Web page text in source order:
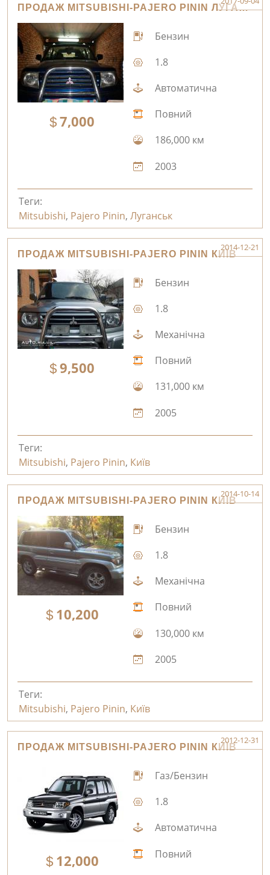
ПРОДАЖ MITSUBISHI-PAJERO PININ ЛУГАНСЬК
7,000
Бензин
1.8
Автоматична
Повний
186,000 км
2003
Теги:
Mitsubishi, Pajero Pinin, Луганськ
ПРОДАЖ MITSUBISHI-PAJERO PININ КИЇВ
2014-12-21
9,500
Бензин
1.8
Механічна
Повний
131,000 км
2005
Теги:
Mitsubishi, Pajero Pinin, Київ
ПРОДАЖ MITSUBISHI-PAJERO PININ КИЇВ
2014-10-14
10,200
Бензин
1.8
Механічна
Повний
130,000 км
2005
Теги:
Mitsubishi, Pajero Pinin, Київ
ПРОДАЖ MITSUBISHI-PAJERO PININ КИЇВ
2012-12-31
12,000
Газ/Бензин
1.8
Автоматична
Повний